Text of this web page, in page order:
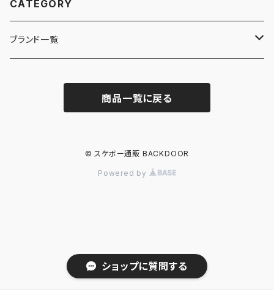
ショップに質問する
CATEGORY
ブランド一覧
商品一覧に戻る
© スケボー通販 BACKDOOR
Powered by